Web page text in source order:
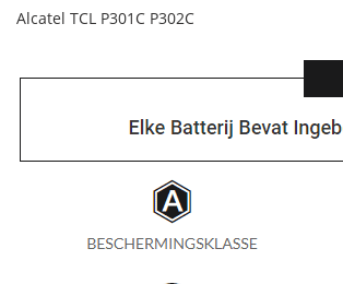
Alcatel TCL P301C P302C